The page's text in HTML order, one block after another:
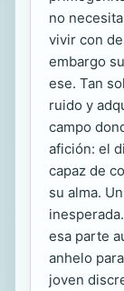
no
vivir con
embargo
ese. Tan
ruido y
campo
afición: el
capaz de
su alma.
esa parte
anhelo
joven